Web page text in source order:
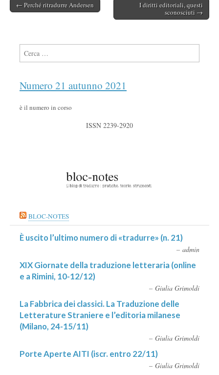
Post navigation
← Perché ritradurre Andersen
I diritti editoriali, questi
sconosciuti →
Ricerca per:
Numero 21 autunno 2021
è il numero in corso
ISSN 2239-2920
BLOC-NOTES
È uscito l’ultimo numero di «tradurre» (n. 21)
admin
XIX Giornate della traduzione letteraria (online
e a Rimini, 10-12/12)
Giulia Grimoldi
La Fabbrica dei classici. La Traduzione delle
Letterature Straniere e l’editoria milanese
(Milano, 24-15/11)
Giulia Grimoldi
Porte Aperte AITI (iscr. entro 22/11)
Giulia Grimoldi